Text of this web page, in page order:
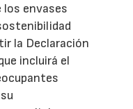
los envases
la Declaración
incluirá el